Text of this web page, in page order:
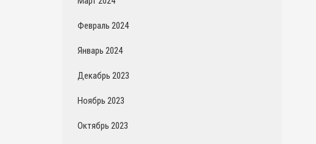
Февраль 2024
Январь 2024
Декабрь 2023
Ноябрь 2023
Октябрь 2023